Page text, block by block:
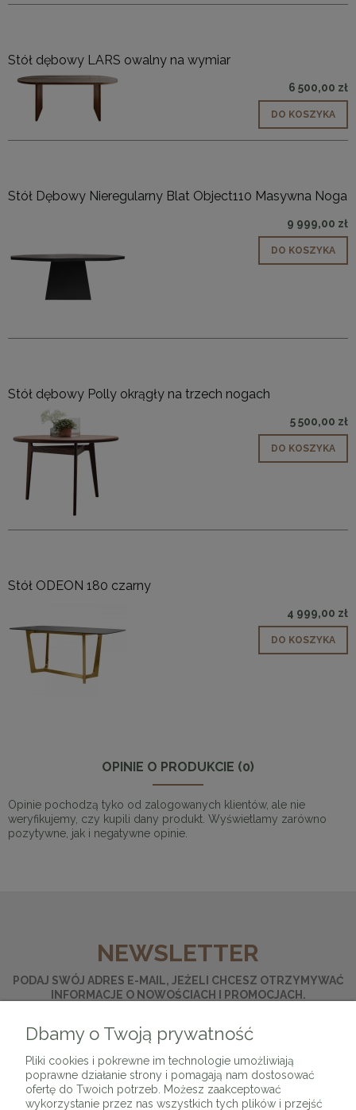
Stół dębowy LARS owalny na wymiar
6 500,00 zł
DO KOSZYKA
Stół Dębowy Nieregularny Blat Object110 Masywna Noga
9 999,00 zł
DO KOSZYKA
Stół dębowy Polly okrągły na trzech nogach
5 500,00 zł
DO KOSZYKA
Stół ODEON 180 czarny
4 999,00 zł
DO KOSZYKA
OPINIE O PRODUKCIE (0)
Opinie pochodzą tyko od zalogowanych klientów, ale nie
weryfikujemy, czy kupili dany produkt. Wyświetlamy zarówno
pozytywne, jak i negatywne opinie.
NEWSLETTER
PODAJ SWÓJ ADRES E-MAIL, JEŻELI CHCESZ OTRZYMYWAĆ
INFORMACJE O NOWOŚCIACH I PROMOCJACH.
Dbamy o Twoją prywatność
Pliki cookies i pokrewne im technologie umożliwiają
poprawne działanie strony i pomagają nam dostosować
ofertę do Twoich potrzeb. Możesz zaakceptować
wykorzystanie przez nas wszystkich tych plików i przejść